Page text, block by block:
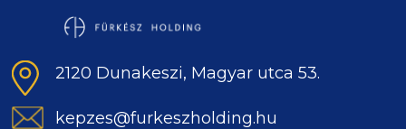
2120 Dunakeszi, Magyar utca 53.
kepzes@furkeszholding.hu